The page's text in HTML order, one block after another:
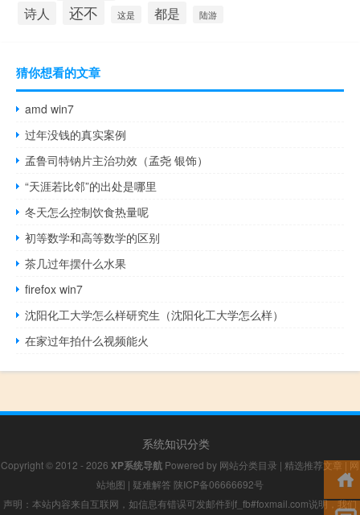
诗人 还不 这是 都是 陆游
猜你想看的文章
amd win7
过年没钱的真实案例
孟鲁司特钠片主治功效（孟尧 银饰）
“天涯若比邻”的出处是哪里
冬天怎么控制饮食热量呢
初等数学和高等数学的区别
茶几过年摆什么水果
firefox win7
沈阳化工大学怎么样研究生（沈阳化工大学怎么样）
在家过年拍什么视频能火
系统知识分类
Copyright © 2012 - 2026 XP系统导航 Powered by 网站分类目录 | 精选推荐文章|网
站地图 | 疑难解答 陕ICP备06666692号
声明：本站内容来自互联网，如信息有错误可发邮件到f_fb#foxmail.com说明，我们